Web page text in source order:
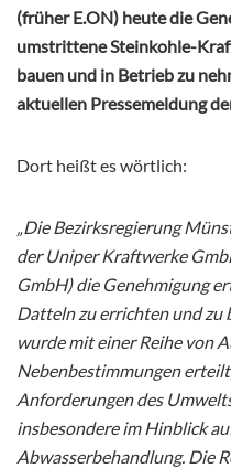
(früher E.ON) heute die
umstrittene Steinkohle-
bauen und in Betrieb zu
aktuellen Pressemeldung
Dort heißt es wörtlich:
„Die Bezirksregierung
der Uniper Kraftwerke
GmbH) die Genehmigung
Datteln zu errichten und zu
wurde mit einer Reihe von
Nebenbestimmungen
Anforderungen des
insbesondere im Hinblick
Abwasserbehandlung. Die